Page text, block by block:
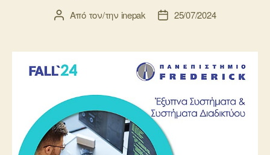
Συντάκτης
Από τον/την inepak
Ημ.25/07/2024